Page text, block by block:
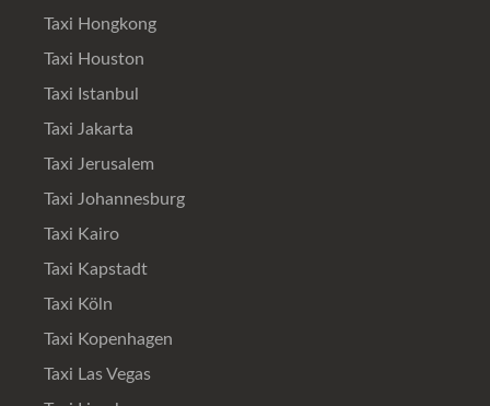
Taxi Hongkong
Taxi Houston
Taxi Istanbul
Taxi Jakarta
Taxi Jerusalem
Taxi Johannesburg
Taxi Kairo
Taxi Kapstadt
Taxi Köln
Taxi Kopenhagen
Taxi Las Vegas